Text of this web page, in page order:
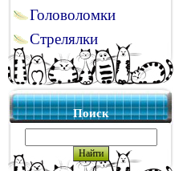
Головоломки
Стрелялки
Поиск